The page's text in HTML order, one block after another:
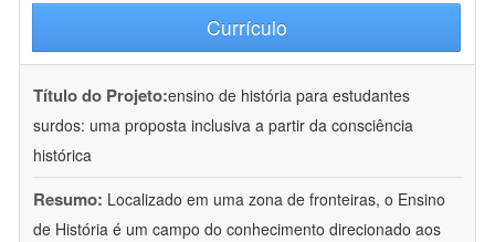
Currículo
Título do Projeto:ensino de história para estudantes
surdos: uma proposta inclusiva a partir da consciência
histórica
Resumo: Localizado em uma zona de fronteiras, o Ensino
de História é um campo do conhecimento direcionado aos